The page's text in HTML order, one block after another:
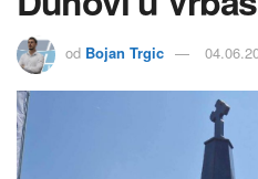
od Bojan Trgic